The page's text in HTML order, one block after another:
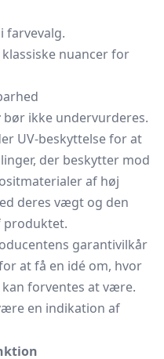
farvevalg.
nuancer for
bør ikke undervurderes.
UV-beskyttelse for at
der beskytter mod
af høj
deres vægt og den
produktet.
garantivilkår
at få en idé om, hvor
forventes at være.
en indikation af